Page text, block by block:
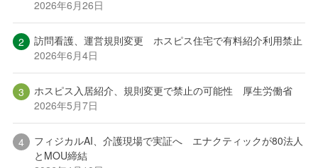
2026年6月26日
訪問看護、運営規則変更 ホスピス住宅で有料紹介利用禁止
2026年6月4日
ホスピス入居紹介、規則変更で禁止の可能性 厚生労働省
2026年5月7日
フィジカルAI、介護現場で実証へ エナクティックが80法人
とMOU締結